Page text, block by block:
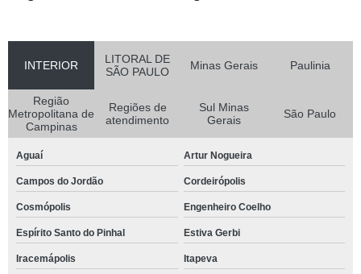
INTERIOR
LITORAL DE
SÃO PAULO
Minas Gerais Paulinia
Região
Metropolitana de
Campinas
Regiões de
atendimento
Sul Minas
Gerais
São Paulo
Aguaí Artur Nogueira
Campos do Jordão Cordeirópolis
Cosmópolis Engenheiro Coelho
Espírito Santo do Pinhal Estiva Gerbi
Iracemápolis Itapeva